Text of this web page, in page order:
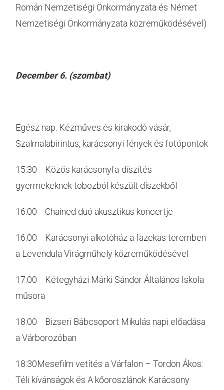
Román Nemzetiségi Önkormányzata és Német
Nemzetiségi Önkormányzata közreműködésével)
December 6. (szombat)
Egész nap: Kézműves és kirakodó vásár,
Szalmalabirintus, karácsonyi fények és fotópontok
15:30 Közös karácsonyfa-díszítés
gyermekeknek tobozból készült díszekből
16:00 Chained duó akusztikus koncertje
16:00 Karácsonyi alkotóház a fazekas teremben
a Levendula Virágműhely közreműködésével
17:00 Kétegyházi Márki Sándor Általános Iskola
műsora
18:00 Bizseri Bábcsoport Mikulás napi előadása
a Várborozóban
18:30Mesefilm vetítés a Várfalon – Tordon Ákos:
Téli kívánságok és A kőoroszlánok Karácsony